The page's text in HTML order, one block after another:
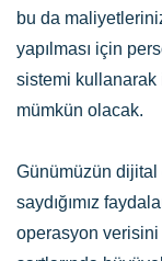
bu da
yapılması için
sistemi kullanarak
mümkün olacak.
Günümüzün dijital
saydığımız
operasyon